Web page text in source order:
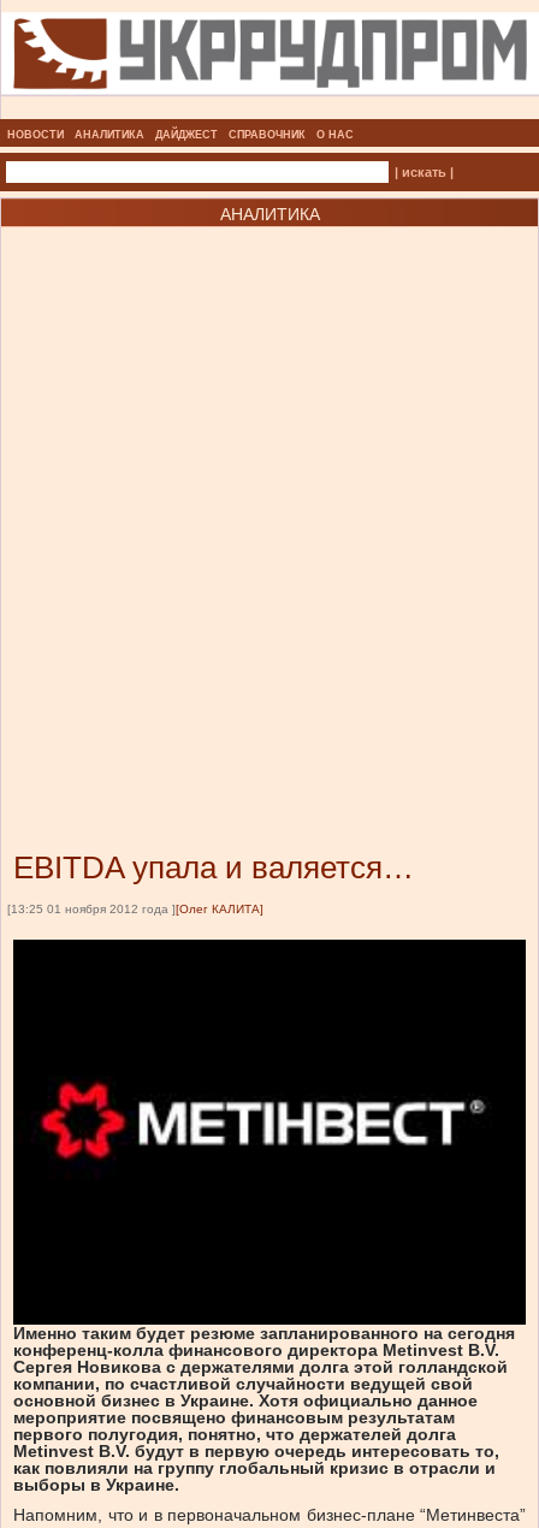
НОВОСТИ АНАЛИТИКА ДАЙДЖЕСТ СПРАВОЧНИК О НАС
| искать |
АНАЛИТИКА
EBITDA упала и валяется…
[13:25 01 ноября 2012 года ] [Олег КАЛИТА]
Именно таким будет резюме запланированного на сегодня
конференц-колла финансового директора Metinvest B.V.
Сергея Новикова с держателями долга этой голландской
компании, по счастливой случайности ведущей свой
основной бизнес в Украине. Хотя официально данное
мероприятие посвящено финансовым результатам
первого полугодия, понятно, что держателей долга
Metinvest B.V. будут в первую очередь интересовать то,
как повлияли на группу глобальный кризис в отрасли и
выборы в Украине.
Напомним, что и в первоначальном бизнес-плане “Метинвеста”